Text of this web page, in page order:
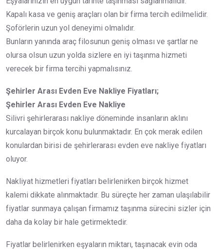
Kapalı kasa ve geniş araçları olan bir firma tercih edilmelidir.
Şoförlerin uzun yol deneyimi olmalıdır.
Bunların yanında araç filosunun geniş olması ve şartlar ne
olursa olsun uzun yolda sizlere en iyi taşınma hizmeti
verecek bir firma tercihi yapmalısınız.
Şehirler Arası Evden Eve Nakliye Fiyatları;
Şehirler Arası Evden Eve Nakliye
Silivri şehirlerarası nakliye döneminde insanların aklını
kurcalayan birçok konu bulunmaktadır. En çok merak edilen
konulardan birisi de şehirlerarası evden eve nakliye fiyatları
oluyor.
Nakliyat hizmetleri fiyatları belirlenirken birçok hizmet
kalemi dikkate alınmaktadır. Bu süreçte her zaman ulaşılabilir
fiyatlar sunmaya çalışan firmamız taşınma sürecini sizler için
daha da kolay bir hale getirmektedir.
Fiyatlar belirlenirken eşyaların miktarı, taşınacak evin oda